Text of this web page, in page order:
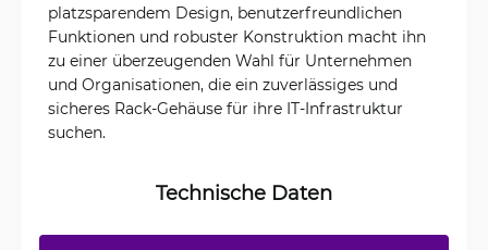
platzsparendem Design, benutzerfreundlichen
Funktionen und robuster Konstruktion macht ihn
zu einer überzeugenden Wahl für Unternehmen
und Organisationen, die ein zuverlässiges und
sicheres Rack-Gehäuse für ihre IT-Infrastruktur
suchen.
Technische Daten